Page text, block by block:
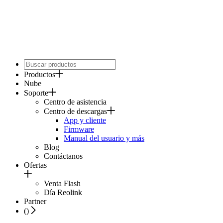
Productos
Nube
Soporte
Centro de asistencia
Centro de descargas
App y cliente
Firmware
Manual del usuario y más
Blog
Contáctanos
Ofertas
Venta Flash
Día Reolink
Partner
()